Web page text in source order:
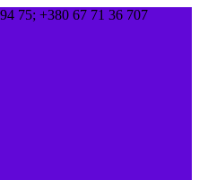
75; +380 67 71 36 707